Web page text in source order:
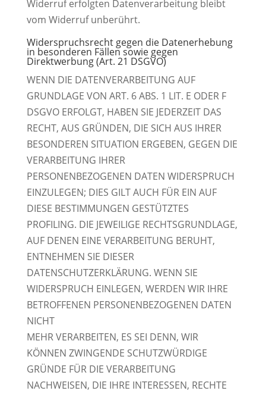
Widerruf erfolgten Datenverarbeitung bleibt
vom Widerruf unberührt.
Widerspruchsrecht gegen die Datenerhebung
in besonderen Fällen sowie gegen
Direktwerbung (Art. 21 DSGVO)
WENN DIE DATENVERARBEITUNG AUF
GRUNDLAGE VON ART. 6 ABS. 1 LIT. E ODER F
DSGVO ERFOLGT, HABEN SIE JEDERZEIT DAS
RECHT, AUS GRÜNDEN, DIE SICH AUS IHRER
BESONDEREN SITUATION ERGEBEN, GEGEN DIE
VERARBEITUNG IHRER
PERSONENBEZOGENEN DATEN WIDERSPRUCH
EINZULEGEN; DIES GILT AUCH FÜR EIN AUF
DIESE BESTIMMUNGEN GESTÜTZTES
PROFILING. DIE JEWEILIGE RECHTSGRUNDLAGE,
AUF DENEN EINE VERARBEITUNG BERUHT,
ENTNEHMEN SIE DIESER
DATENSCHUTZERKLÄRUNG. WENN SIE
WIDERSPRUCH EINLEGEN, WERDEN WIR IHRE
BETROFFENEN PERSONENBEZOGENEN DATEN
NICHT
MEHR VERARBEITEN, ES SEI DENN, WIR
KÖNNEN ZWINGENDE SCHUTZWÜRDIGE
GRÜNDE FÜR DIE VERARBEITUNG
NACHWEISEN, DIE IHRE INTERESSEN, RECHTE